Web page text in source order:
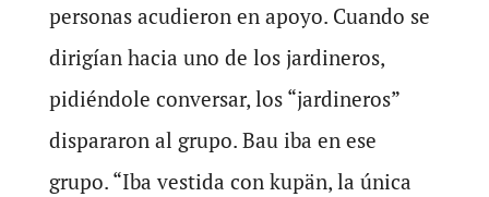
personas acudieron en apoyo. Cuando se
dirigían hacia uno de los jardineros,
pidiéndole conversar, los “jardineros”
dispararon al grupo. Bau iba en ese
grupo. “Iba vestida con kupän, la única